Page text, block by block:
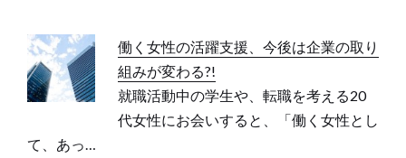
働く女性の活躍支援、今後は企業の取り
組みが変わる?!
就職活動中の学生や、転職を考える20
代女性にお会いすると、「働く女性とし
て、あっ…